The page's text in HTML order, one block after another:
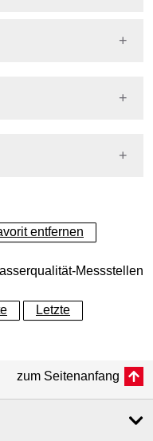
Grafik
GW-Stand
Tertiäre GW-Leiter (GWL 4)
32.29
32.83
entfernen
Messstellen
Letzte
zum Seitenanfang